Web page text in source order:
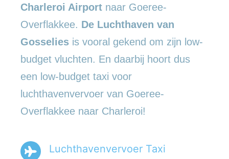
Charleroi Airport naar Goeree-
Overflakkee. De Luchthaven van
Gosselies is vooral gekend om zijn low-
budget vluchten. En daarbij hoort dus
een low-budget taxi voor
luchthavenvervoer van Goeree-
Overflakkee naar Charleroi!
Luchthavenvervoer Taxi